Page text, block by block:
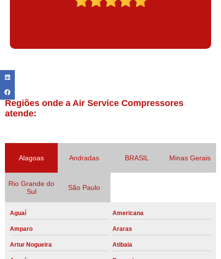
Regiões onde a Air Service Compressores
atende:
Alagoas Andradas BRASIL Minas Gerais
Rio Grande do
Sul
São Paulo
Aguaí Americana
Amparo Araras
Artur Nogueira Atibaia